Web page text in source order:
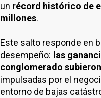
un récord histórico de
millones.
Este salto responde en
desempeño: las
conglomerado subieron
impulsadas por el
entorno de bajas